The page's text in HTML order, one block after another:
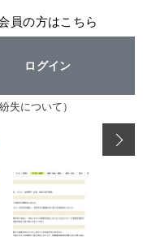
員の方はこちら
ログイン
失について）